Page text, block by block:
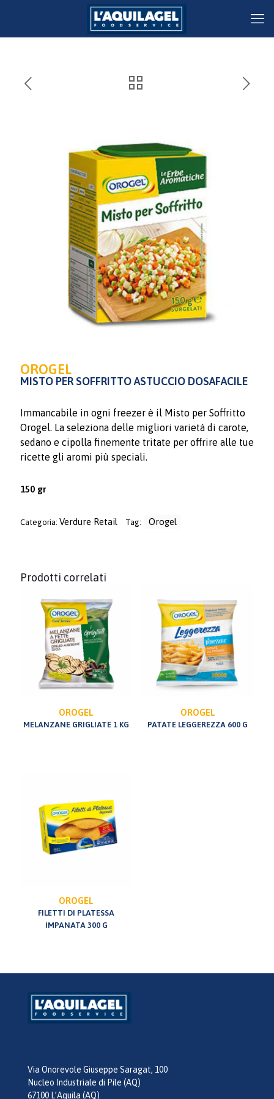
OROGEL
MISTO PER SOFFRITTO ASTUCCIO DOSAFACILE
Immancabile in ogni freezer è il Misto per Soffritto
Orogel. La seleziona delle migliori varietà di carote,
sedano e cipolla finemente tritate per offrire alle tue
ricette gli aromi più speciali.
150 gr
Categoria: Verdure Retail Tag: Orogel
Prodotti correlati
OROGEL
MELANZANE GRIGLIATE 1 KG
OROGEL
PATATE LEGGEREZZA 600 G
OROGEL
FILETTI DI PLATESSA
IMPANATA 300 G
Via Onorevole Giuseppe Saragat, 100
Nucleo Industriale di Pile (AQ)
67100 L’Aquila (AQ)